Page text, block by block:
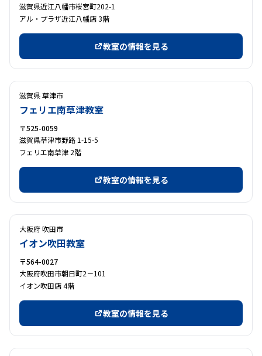
滋賀県近江八幡市桜宮町202-1
アル・プラザ近江八幡店 3階
教室の情報を見る
滋賀県 草津市
フェリエ南草津教室
〒525-0059
滋賀県草津市野路 1-15-5
フェリエ南草津 2階
教室の情報を見る
大阪府 吹田市
イオン吹田教室
〒564-0027
大阪府吹田市朝日町2－101
イオン吹田店 4階
教室の情報を見る